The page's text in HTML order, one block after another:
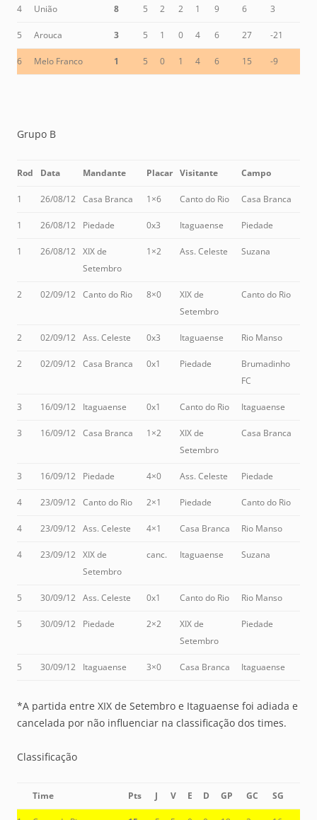
4 União 8 5 2 2 1 9 6 3
5 Arouca 3 5 1 0 4 6 27 -21
6 Melo Franco 1 5 0 1 4 6 15 -9
Grupo B
Rod Data Mandante Placar Visitante Campo
1 26/08/12 Casa Branca 1×6 Canto do Rio Casa Branca
1 26/08/12 Piedade 0x3 Itaguaense Piedade
1 26/08/12 XIX de
Setembro
1×2 Ass. Celeste Suzana
2 02/09/12 Canto do Rio 8×0
XIX de
Setembro
Canto do Rio
2 02/09/12 Ass. Celeste 0x3 Itaguaense Rio Manso
2 02/09/12 Casa Branca 0x1 Piedade
Brumadinho
FC
3 16/09/12 Itaguaense 0x1 Canto do Rio Itaguaense
3 16/09/12 Casa Branca 1×2
XIX de
Setembro
Casa Branca
3 16/09/12 Piedade 4×0 Ass. Celeste Piedade
4 23/09/12 Canto do Rio 2×1 Piedade Canto do Rio
4 23/09/12 Ass. Celeste 4×1 Casa Branca Rio Manso
4 23/09/12 XIX de
Setembro
canc. Itaguaense Suzana
5 30/09/12 Ass. Celeste 0x1 Canto do Rio Rio Manso
5 30/09/12 Piedade 2×2
XIX de
Setembro
Piedade
5 30/09/12 Itaguaense 3×0 Casa Branca Itaguaense
*A partida entre XIX de Setembro e Itaguaense foi adiada e
cancelada por não influenciar na classificação dos times.
Classificação
Time Pts J V E D GP GC SG